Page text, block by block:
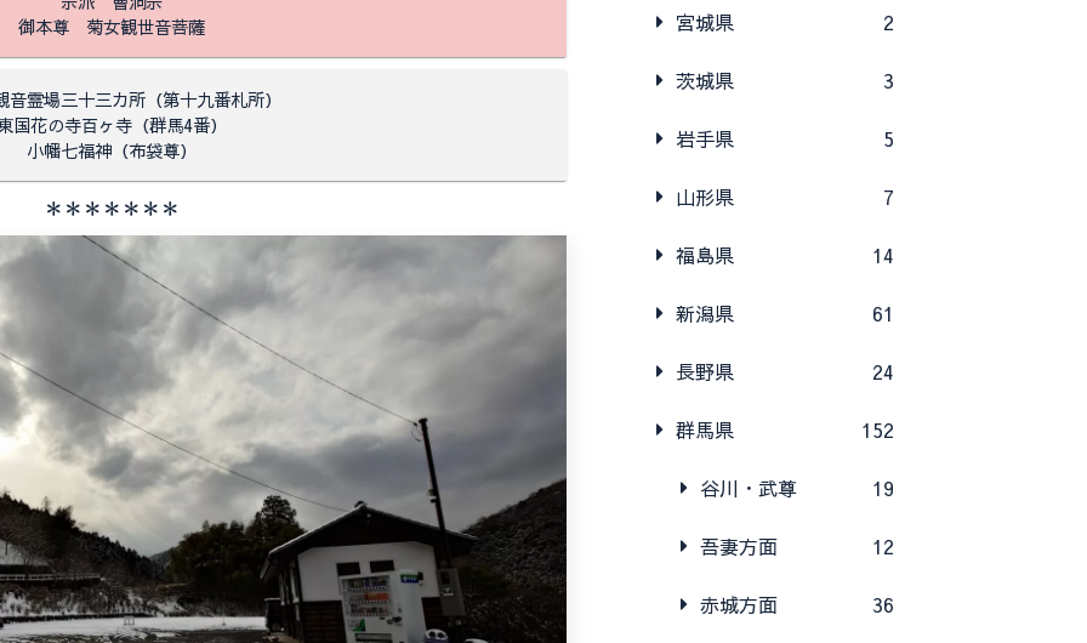
御本尊 菊女観世音菩薩
音霊場三十三カ所（第十九番札所）
国花の寺百ヶ寺（群馬4番）
小幡七福神（布袋尊）
＊＊＊＊＊＊＊
宮城県 2
茨城県 3
岩手県 5
山形県 7
福島県 14
新潟県 61
長野県 24
群馬県 152
谷川・武尊 19
吾妻方面 12
赤城方面 36